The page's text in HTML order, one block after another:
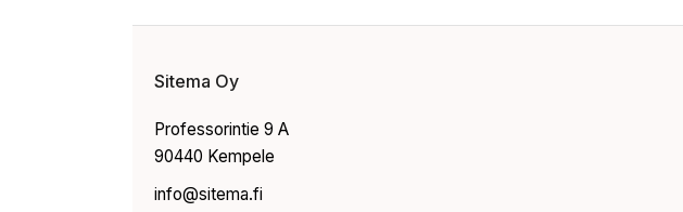
Sitema Oy
Professorintie 9 A
90440 Kempele
info@sitema.fi